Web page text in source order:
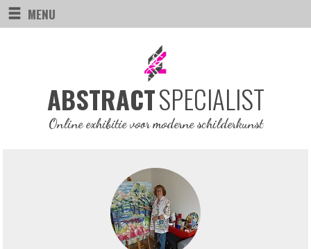
MENU
ABSTRACTSPECIALIST
Online exhibitie voor moderne schilderkunst